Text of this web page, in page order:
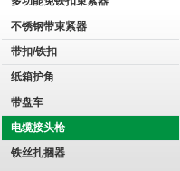
不锈钢带束紧器
带扣/铁扣
纸箱护角
带盘车
电缆接头枪
铁丝扎捆器